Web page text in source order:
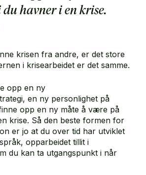
havner i en krise.
krisen fra andre, er det store
i krisearbeidet er det samme.
opp en ny
en ny personlighet på
opp en ny måte å være på
krise. Så den beste formen for
er jo at du over tid har utviklet
opparbeidet tillit i
du kan ta utgangspunkt i når